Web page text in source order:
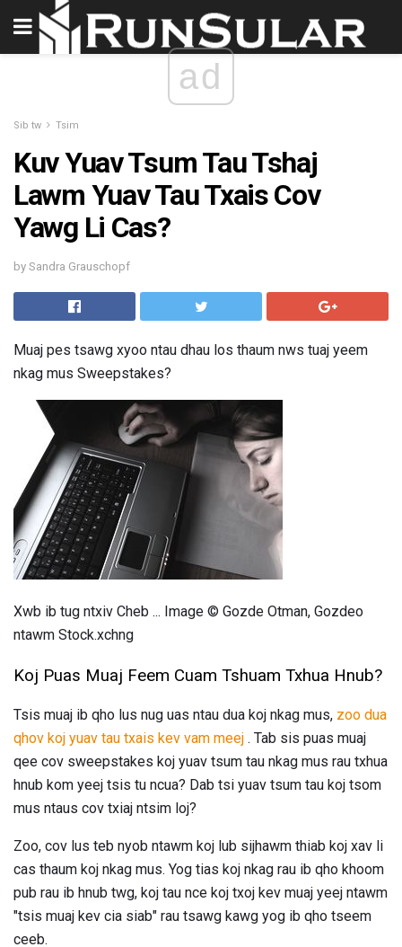
ad
Sib tw Tsim
Kuv Yuav Tsum Tau Tshaj
Lawm Yuav Tau Txais Cov
Yawg Li Cas?
by Sandra Grauschopf
Muaj pes tsawg xyoo ntau dhau los thaum nws tuaj yeem
nkag mus Sweepstakes?
Xwb ib tug ntxiv Cheb ... Image © Gozde Otman, Gozdeo
ntawm Stock.xchng
Koj Puas Muaj Feem Cuam Tshuam Txhua Hnub?
Tsis muaj ib qho lus nug uas ntau dua koj nkag mus, zoo dua
qhov koj yuav tau txais kev vam meej . Tab sis puas muaj
qee cov sweepstakes koj yuav tsum tau nkag mus rau txhua
hnub kom yeej tsis tu ncua? Dab tsi yuav tsum tau koj tsom
mus ntaus cov txiaj ntsim loj?
Zoo, cov lus teb nyob ntawm koj lub sijhawm thiab koj xav li
cas thaum koj nkag mus. Yog tias koj nkag rau ib qho khoom
pub rau ib hnub twg, koj tau nce koj txoj kev muaj yeej ntawm
"tsis muaj kev cia siab" rau tsawg kawg yog ib qho tseem
ceeb.